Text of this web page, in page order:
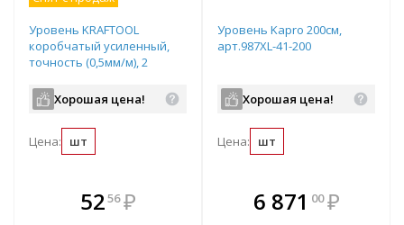
Уровень KRAFTOOL
коробчатый усиленный,
точность (0,5мм/м), 2
040 Хорошая цена!
Цена: шт
5256 ₽
В комплекте
всегда выгоднее!
Уровень Kapro 200см,
арт.987XL-41-200
Хорошая цена!
Цена: шт
В комплекте
всегда выгоднее!
6 871 00 ₽